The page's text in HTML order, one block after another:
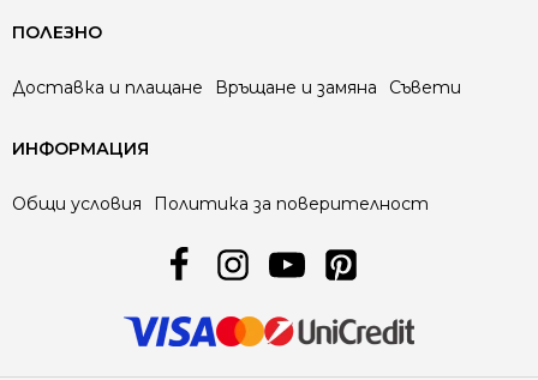
ПОЛЕЗНО
Доставка и плащане Връщане и замяна Съвети
ИНФОРМАЦИЯ
Общи условия Политика за поверителност